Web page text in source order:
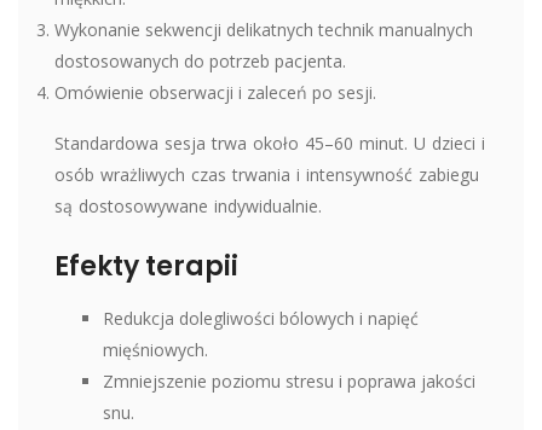
Wykonanie sekwencji delikatnych technik manualnych
dostosowanych do potrzeb pacjenta.
Omówienie obserwacji i zaleceń po sesji.
Standardowa sesja trwa około 45–60 minut. U dzieci i
osób wrażliwych czas trwania i intensywność zabiegu
są dostosowywane indywidualnie.
Efekty terapii
Redukcja dolegliwości bólowych i napięć
mięśniowych.
Zmniejszenie poziomu stresu i poprawa jakości
snu.